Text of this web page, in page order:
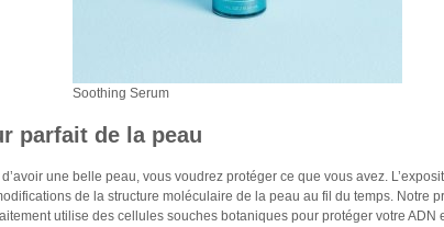
Soothing Serum
parfait de la peau
une belle peau, vous voudrez protéger ce que vous avez.
de la structure moléculaire de la peau au fil du temps. Notre
utilise des cellules souches botaniques pour protéger votre ADN